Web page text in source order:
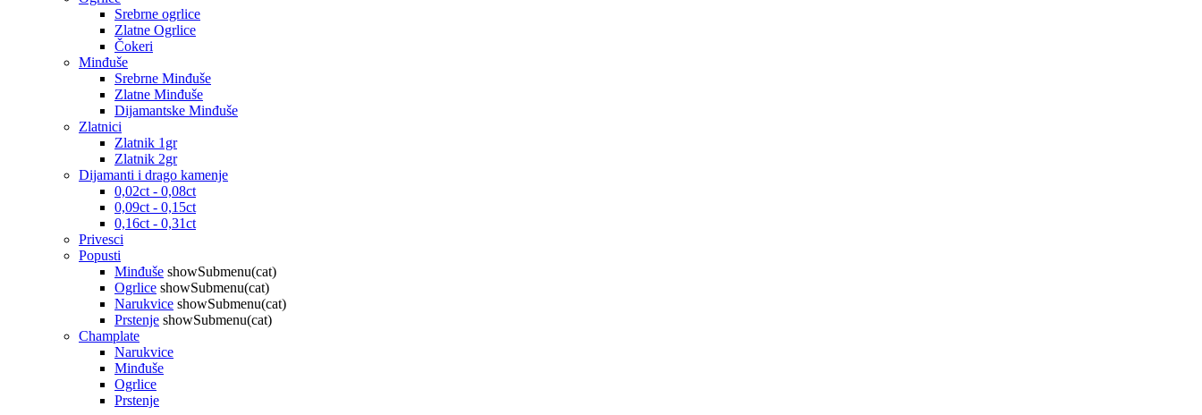
Srebrne ogrlice
Zlatne Ogrlice
Čokeri
Minđuše
Srebrne Minđuše
Zlatne Minđuše
Dijamantske Minđuše
Zlatnici
Zlatnik 1gr
Zlatnik 2gr
Dijamanti i drago kamenje
0,02ct - 0,08ct
0,09ct - 0,15ct
0,16ct - 0,31ct
Privesci
Popusti
Minđuše showSubmenu(cat)
Ogrlice showSubmenu(cat)
Narukvice showSubmenu(cat)
Prstenje showSubmenu(cat)
Champlate
Narukvice
Minđuše
Ogrlice
Prstenje